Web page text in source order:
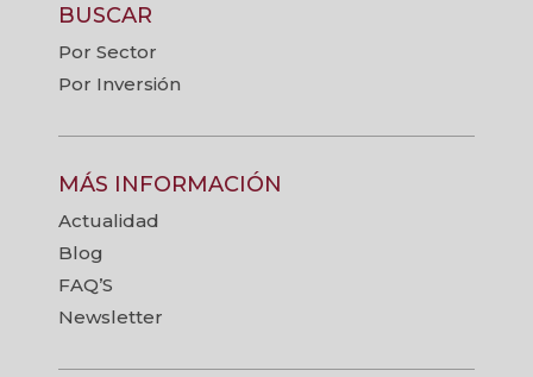
BUSCAR
Por Sector
Por Inversión
MÁS INFORMACIÓN
Actualidad
Blog
FAQ’S
Newsletter